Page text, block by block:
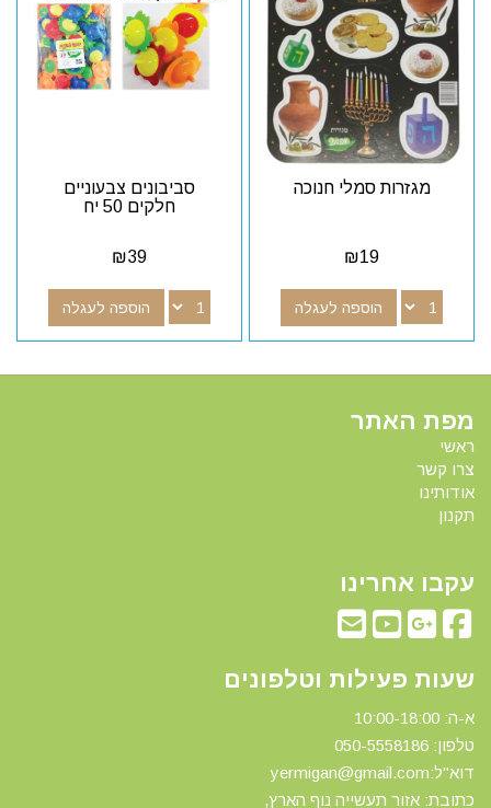
מגזרות סמלי חנוכה
₪19
הוספה לעגלה
סביבונים צבעוניים
חלקים 50 יח
₪39
הוספה לעגלה
מפת האתר
ראשי
צרו קשר
אודותינו
תקנון
עקבו אחרינו
שעות פעילות וטלפונים
א-ה: 10:00-18:00
טלפון: 0 50-5558186
דוא"ל:yermigan@gmail.com
כתובת: אזור תעשייה נוף הארץ,